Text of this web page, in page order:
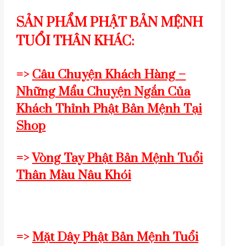
SẢN PHẨM PHẬT BẢN MỆNH
TUỔI THÂN KHÁC:
=> Câu Chuyện Khách Hàng –
Những Mẩu Chuyện Ngắn Của
Khách Thỉnh Phật Bản Mệnh Tại
Shop
=>Vòng Tay Phật Bản Mệnh Tuổi
Thân Màu Nâu Khói
=>Mặt Dây Phật Bản Mệnh Tuổi